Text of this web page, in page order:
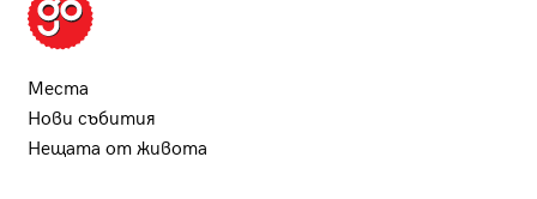
Места
Нови събития
Нещата от живота